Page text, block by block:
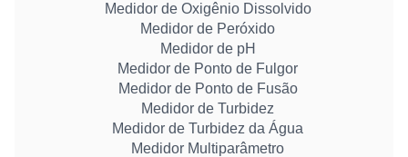
Medidor de Oxigênio Dissolvido
Medidor de Peróxido
Medidor de pH
Medidor de Ponto de Fulgor
Medidor de Ponto de Fusão
Medidor de Turbidez
Medidor de Turbidez da Água
Medidor Multiparâmetro